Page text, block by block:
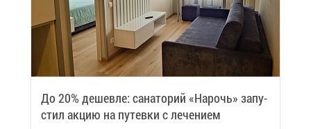
До 20% де­шев­ле: са­на­то­рий «На­рочь» за­пу­
стил ак­цию на пу­тев­ки с ле­че­ни­ем